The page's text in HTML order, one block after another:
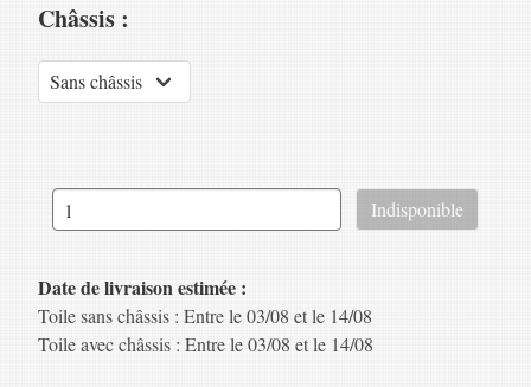
Châssis :
Date de livraison estimée :
Toile sans châssis : Entre le 03/08 et le 14/08
Toile avec châssis : Entre le 03/08 et le 14/08